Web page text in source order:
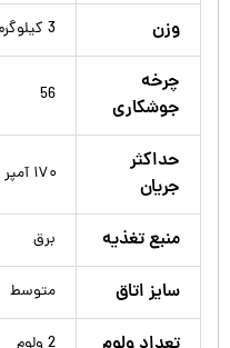
وزن 3 کیلوگرم
چرخه
جوشکاری
56
حداکثر
جریان
۱۷۰ آمپر
منبع تغذیه برق
سایز اتاق متوسط